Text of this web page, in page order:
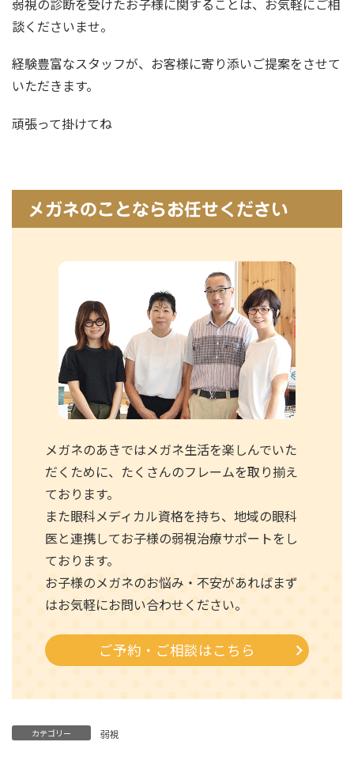
弱視の診断を受けたお子様に関することは、お気軽にご相
談くださいませ。
経験豊富なスタッフが、お客様に寄り添いご提案をさせて
いただきます。
頑張って掛けてね
メガネのことならお任せください
メガネのあきではメガネ生活を楽しんでいた
だくために、たくさんのフレームを取り揃え
ております。
また眼科メディカル資格を持ち、地域の眼科
医と連携してお子様の弱視治療サポートをし
ております。
お子様のメガネのお悩み・不安があればまず
はお気軽にお問い合わせください。
ご予約・ご相談はこちら
カテゴリー 弱視